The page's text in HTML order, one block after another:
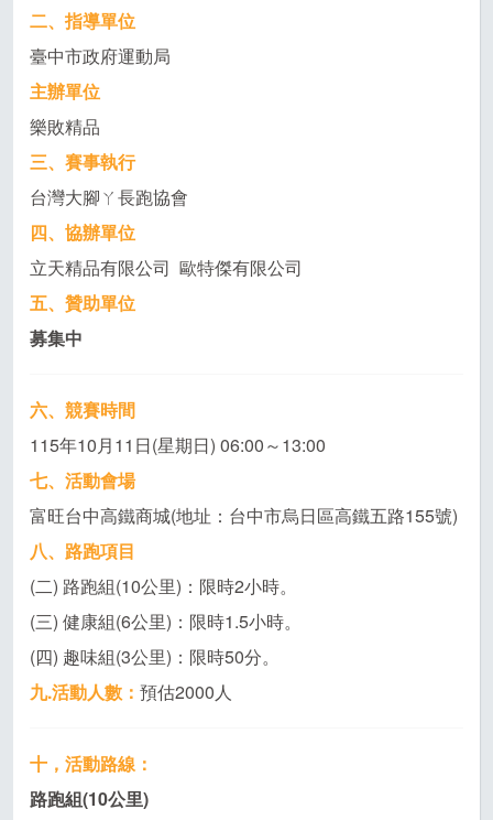
二、指導單位
臺中市政府運動局
主辦單位
樂敗精品
三、賽事執行
台灣大腳ㄚ長跑協會
四、協辦單位
立天精品有限公司 歐特傑有限公司
五、贊助單位
募集中
六、競賽時間
115年10月11日(星期日) 06:00～13:00
七、活動會場
富旺台中高鐵商城(地址：台中市烏日區高鐵五路155號)
八、路跑項目
(二) 路跑組(10公里)：限時2小時。
(三) 健康組(6公里)：限時1.5小時。
(四) 趣味組(3公里)：限時50分。
九.活動人數 ： 預估2000人
十，活動路線：
路跑組(10公里)